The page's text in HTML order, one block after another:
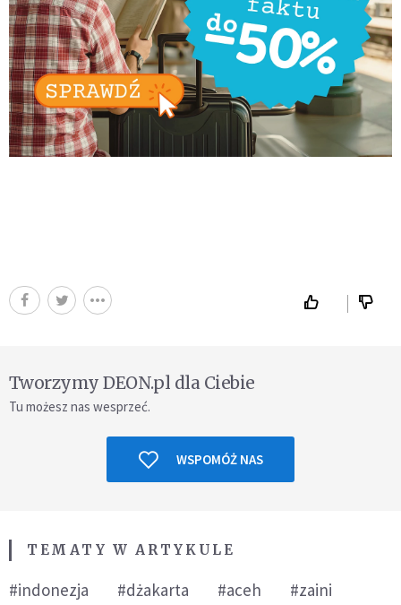
Tworzymy DEON.pl dla Ciebie
Tu możesz nas wesprzeć.
WSPOMÓŻ NAS
TEMATY W ARTYKULE
#indonezja #dżakarta #aceh
#zaini